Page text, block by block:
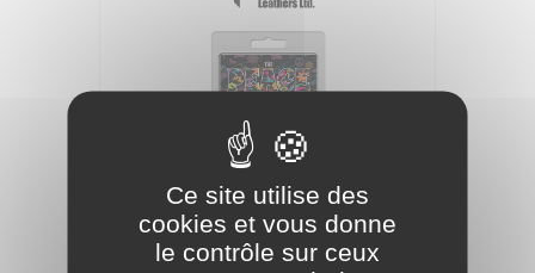
PERRI'S Médiators celluloid THE PEACE
Ce site utilise des
cookies et vous donne
le contrôle sur ceux